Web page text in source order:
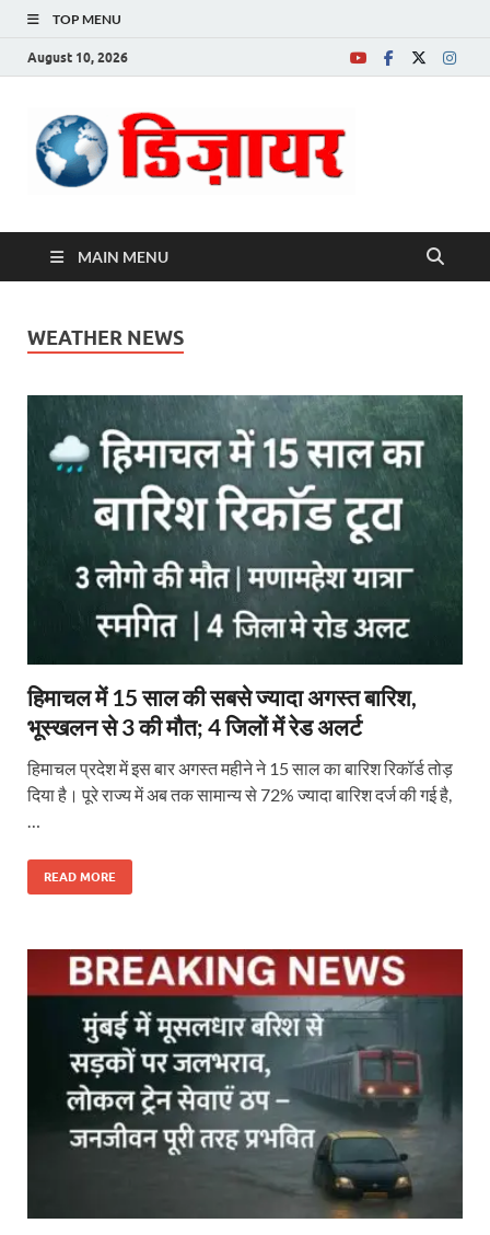
TOP MENU
August 10, 2026
MAIN MENU
WEATHER NEWS
हिमाचल में 15 साल की सबसे ज्यादा अगस्त बारिश,
भूस्खलन से 3 की मौत; 4 जिलों में रेड अलर्ट
हिमाचल प्रदेश में इस बार अगस्त महीने ने 15 साल का बारिश रिकॉर्ड तोड़
दिया है। पूरे राज्य में अब तक सामान्य से 72% ज्यादा बारिश दर्ज की गई है,
…
READ MORE